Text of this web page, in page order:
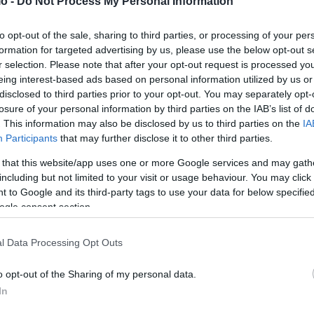
opt-out of the sale, sharing to third parties, or processing of your
for targeted advertising by us, please use the below opt-out
selection. Please note that after your opt-out request is processed
interest-based ads based on personal information utilized by us
to third parties prior to your opt-out. You may separately
of your personal information by third parties on the IAB’s list of
This information may also be disclosed by us to third parties on the
Participants that may further disclose it to other third parties.
that this website/app uses one or more Google services and may
but not limited to your visit or usage behaviour. You may
to Google and its third-party tags to use your data for below
consent section.
Data Processing Opt Outs
opt-out of the Sharing of my personal data.
μήνα γεμάτο deadlines, απαιτήσεις και ψυχολογική πίεση.
η καθημερινότητα γίνεται πιο απαιτητική και οι
φέρνοντας καθυστερήσεις, ασυνεννοησία και
Συνεργασίες, φιλίες αλλά και κοινωνικές
ημέρες του μήνα.
κρατήσουν τα πάντα υπό έλεγχο χωρίς όμως να βλέπουν
και η ανάγκη για ξεκούραση γίνεται πιο σημαντική
και βιαστικές κουβέντες που μπορεί να